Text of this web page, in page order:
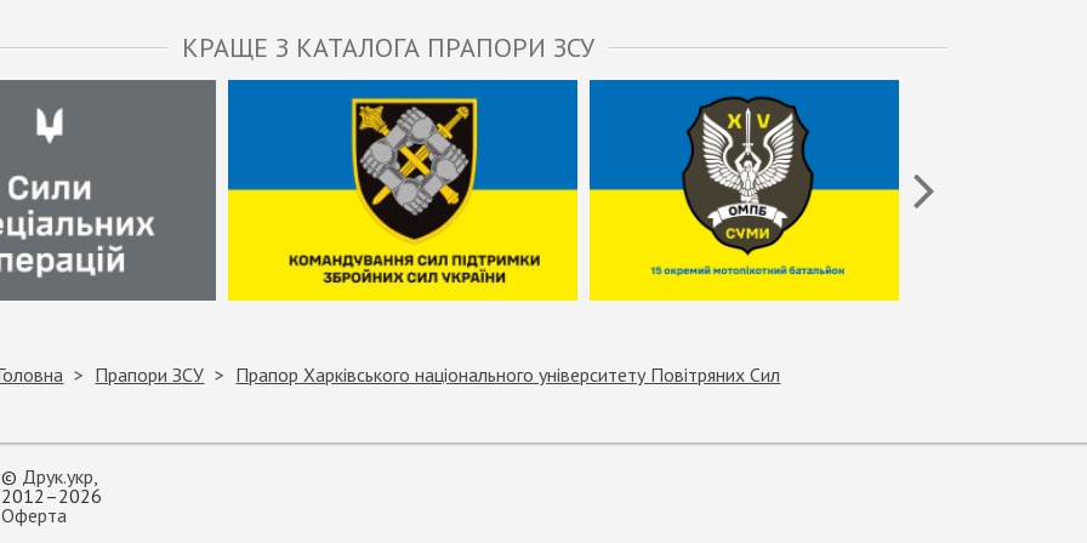
КРАЩЕ З КАТАЛОГА ПРАПОРИ ЗСУ
Прапори ЗСУ Прапор Харківського національного університету Повітряних Сил
© Друк.укр
2012–2026
Оферта